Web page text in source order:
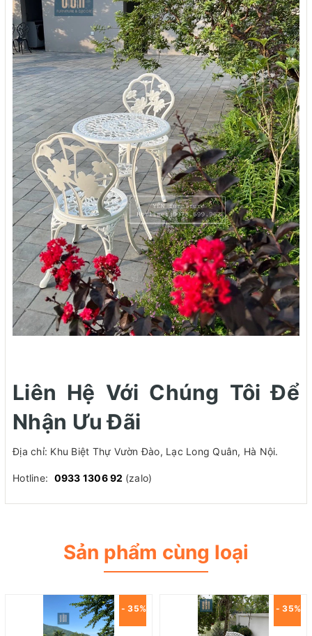
Liên Hệ Với Chúng Tôi Để
Nhận Ưu Đãi
Địa chỉ: Khu Biệt Thự Vườn Đào, Lạc Long Quân, Hà Nội.
Hotline: 0933 1306 92 (zalo)
Sản phẩm cùng loại
- 35% - 35%